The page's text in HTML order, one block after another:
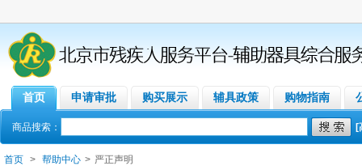
首页 申请审批 购买展示 辅具政策 购物指南
商品搜索： [
首页 > 帮助中心 > 严正声明